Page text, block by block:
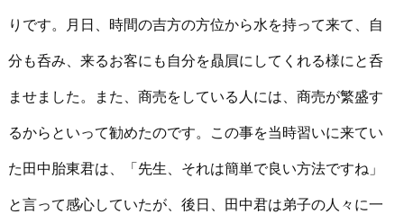
りです。月日、時間の吉方の方位から水を持って来て、自
分も呑み、来るお客にも自分を贔屓にしてくれる様にと呑
ませました。また、商売をしている人には、商売が繁盛す
るからといって勧めたのです。この事を当時習いに来てい
た田中胎東君は、「先生、それは簡単で良い方法ですね」
と言って感心していたが、後日、田中君は弟子の人々に一